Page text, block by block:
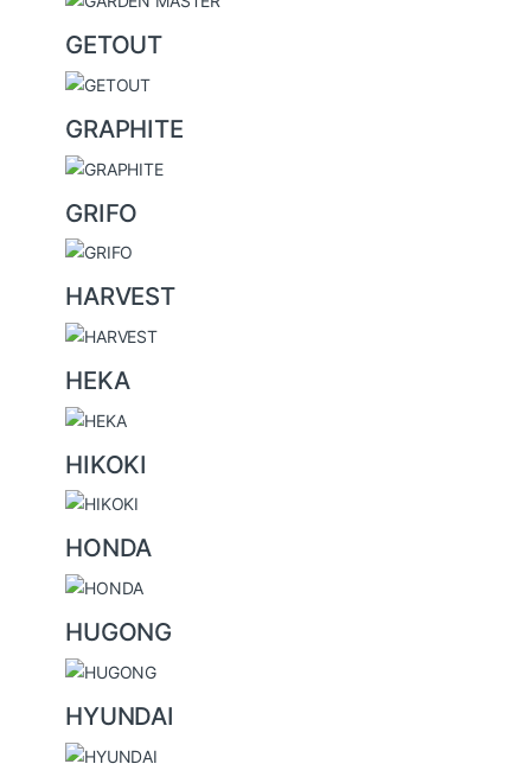
GETOUT
GRAPHITE
GRIFO
HARVEST
HEKA
HIKOKI
HONDA
HUGONG
HYUNDAI